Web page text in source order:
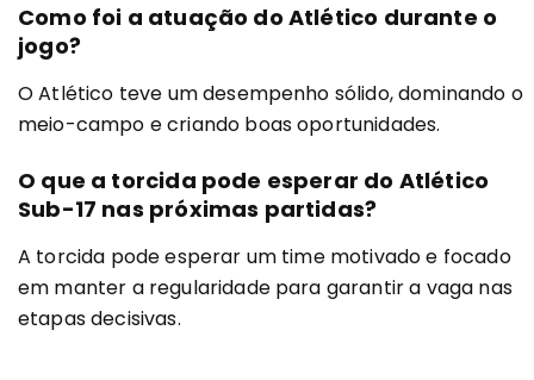
Como foi a atuação do Atlético durante o
jogo?
O Atlético teve um desempenho sólido, dominando o
meio-campo e criando boas oportunidades.
O que a torcida pode esperar do Atlético
Sub-17 nas próximas partidas?
A torcida pode esperar um time motivado e focado
em manter a regularidade para garantir a vaga nas
etapas decisivas.